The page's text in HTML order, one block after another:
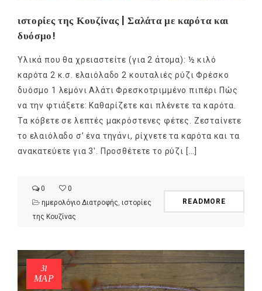
ιστορίες της Κουζίνας | Σαλάτα με καρότα και
δυόσμο!
Υλικά που θα χρειαστείτε (για 2 άτομα): ½ κιλό
καρότα 2 κ.σ. ελαιόλαδο 2 κουταλιές ρύζι Φρέσκο
δυόσμο 1 λεμόνι Αλάτι Φρεσκοτριμμένο πιπέρι Πώς
να την φτιάξετε: Καθαρίζετε και πλένετε τα καρότα.
Τα κόβετε σε λεπτές μακρόστενες φέτες. Ζεσταίνετε
το ελαιόλαδο σ’ ένα τηγάνι, ρίχνετε τα καρότα και τα
ανακατεύετε για 3′. Προσθέτετε το ρύζι […]
0
0
ημερολόγιο Διατροφής, ιστορίες
της Κουζίνας
READMORE
31
ΜΑΡ